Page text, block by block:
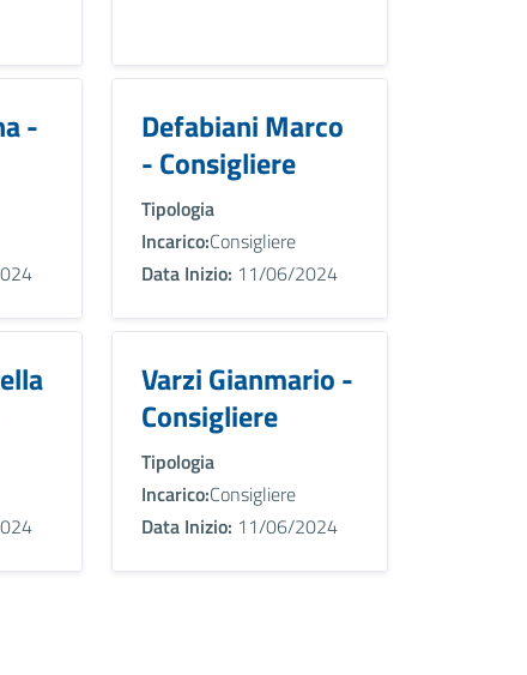
-
Defabiani Marco
- Consigliere
Tipologia
Incarico:Consigliere
Data Inizio: 11/06/2024
Varzi Gianmario -
Consigliere
Tipologia
Incarico:Consigliere
Data Inizio: 11/06/2024